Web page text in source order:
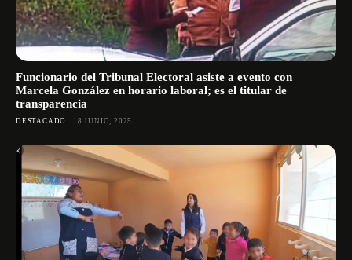
Funcionario del Tribunal Electoral asiste a evento con
Marcela González en horario laboral; es el titular de
transparencia
DESTACADO 18 JUNIO, 2025